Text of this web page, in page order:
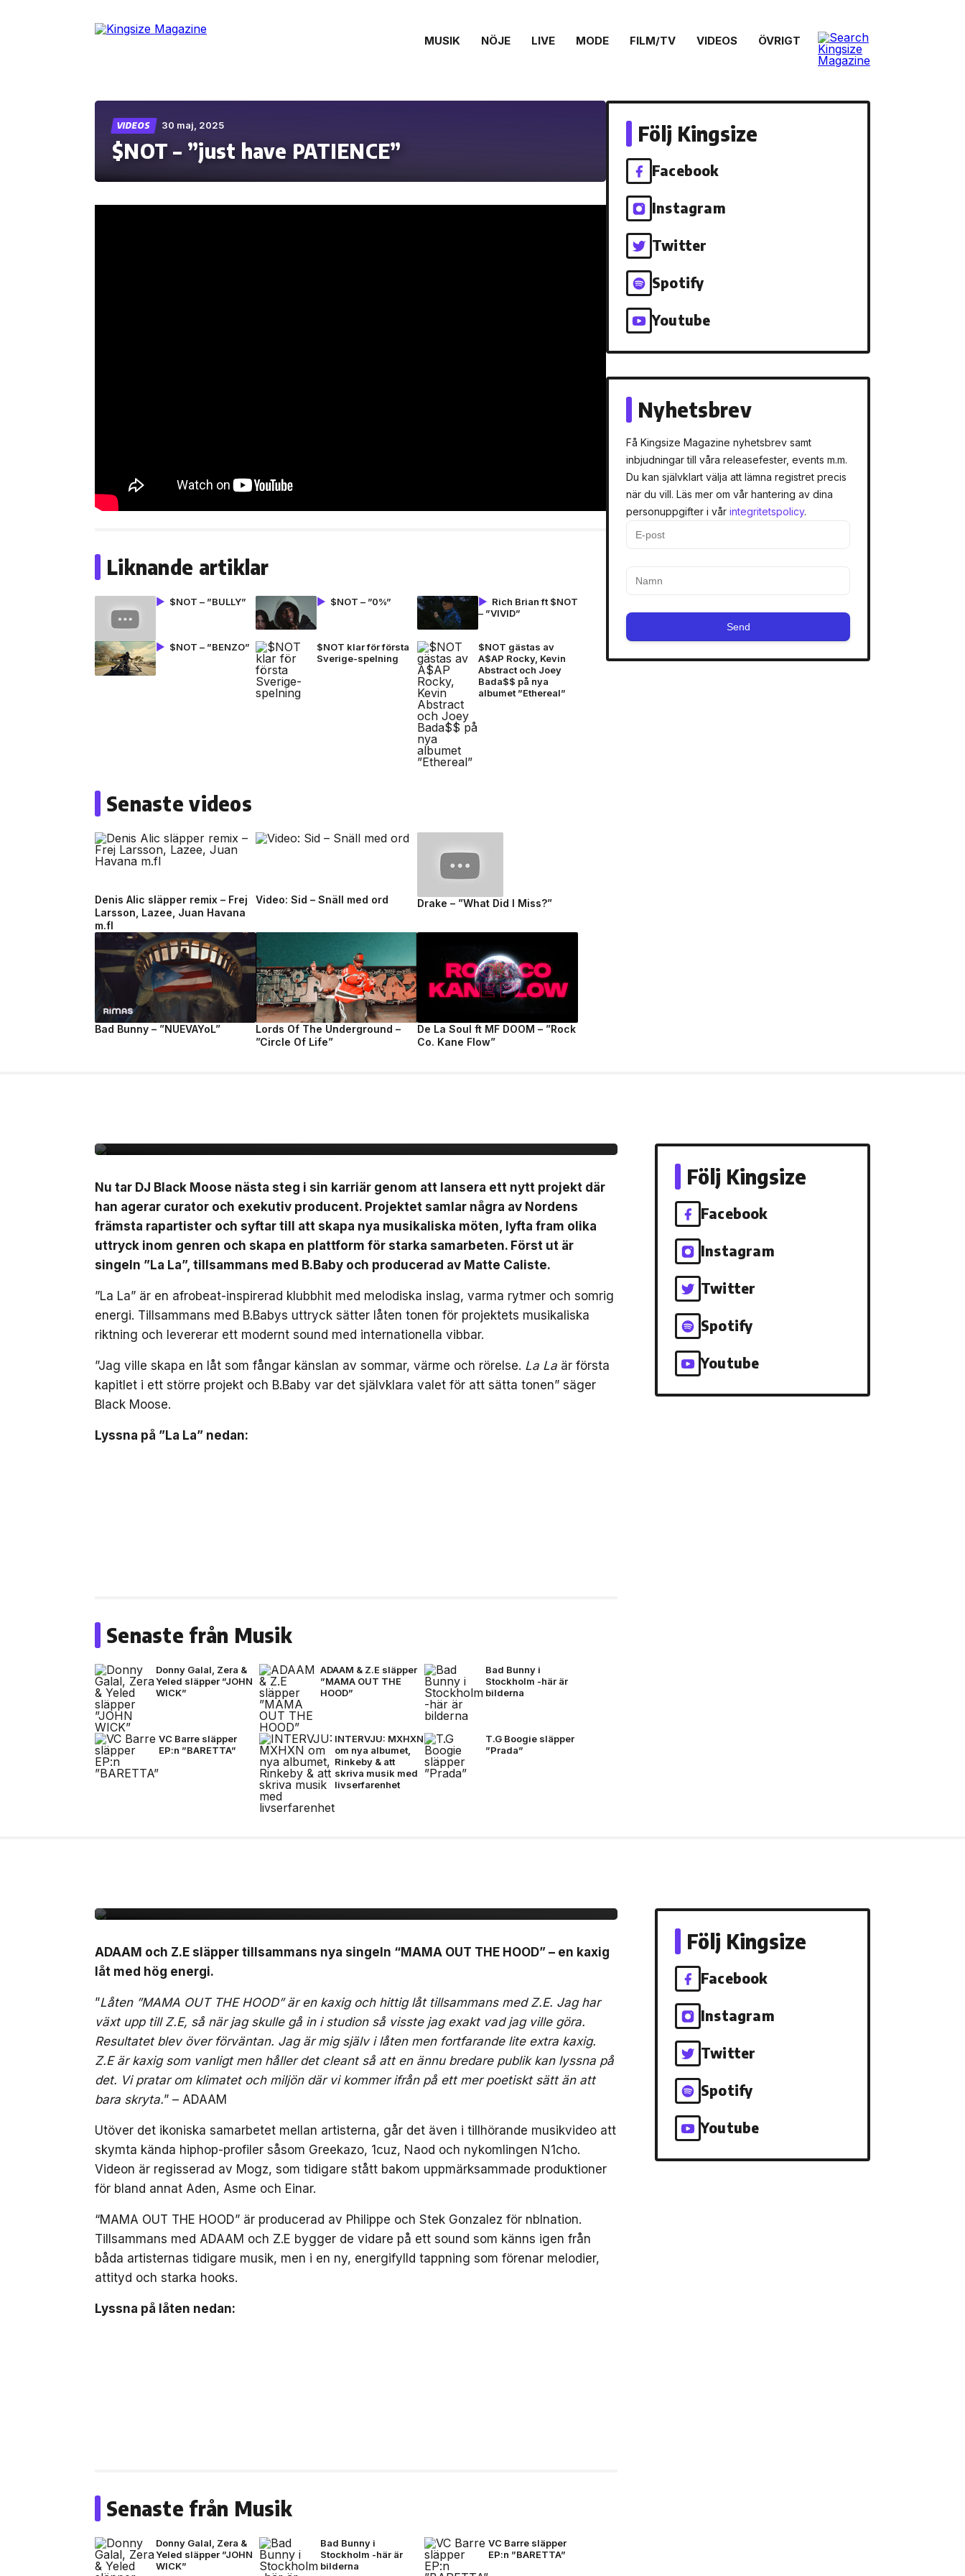
MUSIK NÖJE LIVE MODE FILM/TV VIDEOS ÖVRIGT
VIDEOS 30 maj, 2025
$NOT – ”just have PATIENCE”
Liknande artiklar
$NOT – ”BULLY” $NOT – ”0%”
Rich Brian ft $NOT
– ”VIVID”
$NOT – ”BENZO”
$NOT klar för första
Sverige-spelning
$NOT gästas av
A$AP Rocky, Kevin
Abstract och Joey
Bada$$ på nya
albumet ”Ethereal”
Senaste videos
Denis Alic släpper remix – Frej
Larsson, Lazee, Juan Havana
m.fl
Video: Sid – Snäll med ord Drake – ”What Did I Miss?”
Bad Bunny – ”NUEVAYoL”
Lords Of The Underground –
”Circle Of Life”
De La Soul ft MF DOOM – ”Rock
Co. Kane Flow”
Följ Kingsize
Facebook
Instagram
Twitter
Spotify
Youtube
Nyhetsbrev
Få Kingsize Magazine nyhetsbrev samt
inbjudningar till våra releasefester, events m.m.
Du kan självklart välja att lämna registret precis
när du vill. Läs mer om vår hantering av dina
personuppgifter i vår integritetspolicy.
Send
Nu tar DJ Black Moose nästa steg i sin karriär genom att lansera ett nytt projekt där
han agerar curator och exekutiv producent. Projektet samlar några av Nordens
främsta rapartister och syftar till att skapa nya musikaliska möten, lyfta fram olika
uttryck inom genren och skapa en plattform för starka samarbeten. Först ut är
singeln ”La La”, tillsammans med B.Baby och producerad av Matte Caliste.
”La La” är en afrobeat-inspirerad klubbhit med melodiska inslag, varma rytmer och somrig
energi. Tillsammans med B.Babys uttryck sätter låten tonen för projektets musikaliska
riktning och levererar ett modernt sound med internationella vibbar.
”Jag ville skapa en låt som fångar känslan av sommar, värme och rörelse. La La är första
kapitlet i ett större projekt och B.Baby var det självklara valet för att sätta tonen” säger
Black Moose.
Lyssna på ”La La” nedan:
Senaste från Musik
Donny Galal, Zera &
Yeled släpper ”JOHN
WICK”
ADAAM & Z.E släpper
”MAMA OUT THE
HOOD”
Bad Bunny i
Stockholm -här är
bilderna
VC Barre släpper
EP:n ”BARETTA”
INTERVJU: MXHXN
om nya albumet,
Rinkeby & att
skriva musik med
livserfarenhet
T.G Boogie släpper
”Prada”
Följ Kingsize
Facebook
Instagram
Twitter
Spotify
Youtube
ADAAM och Z.E släpper tillsammans nya singeln “MAMA OUT THE HOOD” – en kaxig
låt med hög energi.
”Låten ”MAMA OUT THE HOOD” är en kaxig och hittig låt tillsammans med Z.E. Jag har
växt upp till Z.E, så när jag skulle gå in i studion så visste jag exakt vad jag ville göra.
Resultatet blev över förväntan. Jag är mig själv i låten men fortfarande lite extra kaxig.
Z.E är kaxig som vanligt men håller det cleant så att en ännu bredare publik kan lyssna på
det. Vi pratar om klimatet och miljön där vi kommer ifrån på ett mer poetiskt sätt än att
bara skryta.” – ADAAM
Utöver det ikoniska samarbetet mellan artisterna, går det även i tillhörande musikvideo att
skymta kända hiphop-profiler såsom Greekazo, 1cuz, Naod och nykomlingen N1cho.
Videon är regisserad av Mogz, som tidigare stått bakom uppmärksammade produktioner
för bland annat Aden, Asme och Einar.
“MAMA OUT THE HOOD” är producerad av Philippe och Stek Gonzalez för nblnation.
Tillsammans med ADAAM och Z.E bygger de vidare på ett sound som känns igen från
båda artisternas tidigare musik, men i en ny, energifylld tappning som förenar melodier,
attityd och starka hooks.
Lyssna på låten nedan:
Senaste från Musik
Donny Galal, Zera &
Yeled släpper ”JOHN
WICK”
Bad Bunny i
Stockholm -här är
bilderna
VC Barre släpper
EP:n ”BARETTA”
Följ Kingsize
Facebook
Instagram
Twitter
Spotify
Youtube